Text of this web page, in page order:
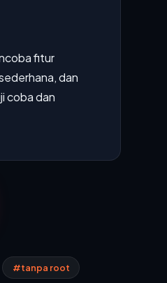
fitur
dan
coba dan
#tanpa root